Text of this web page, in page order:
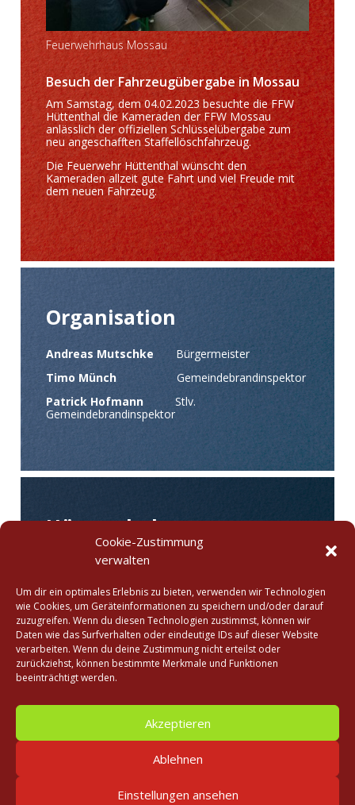
Cookie-Zustimmung
verwalten
Um dir ein optimales Erlebnis zu bieten, verwenden wir Technologien
wie Cookies, um Geräteinformationen zu speichern und/oder darauf
zuzugreifen. Wenn du diesen Technologien zustimmst, können wir
Daten wie das Surfverhalten oder eindeutige IDs auf dieser Website
verarbeiten. Wenn du deine Zustimmung nicht erteilst oder
zurückziehst, können bestimmte Merkmale und Funktionen
beeinträchtigt werden.
Akzeptieren
Ablehnen
Einstellungen ansehen
Feuerwehrhaus Mossau
Besuch der Fahrzeugübergabe in Mossau
Am Samstag, dem 04.02.2023 besuchte die FFW
Hüttenthal die Kameraden der FFW Mossau
anlässlich der offiziellen Schlüsselübergabe zum
neu angeschafften Staffellöschfahrzeug.
Die Feuerwehr Hüttenthal wünscht den
Kameraden allzeit gute Fahrt und viel Freude mit
dem neuen Fahrzeug.
Organisation
Andreas Mutschke
Bürgermeister
Timo MünchGemeindebrandinspektor
Patrick HofmannStlv.
Gemeindebrandinspektor
Hüttenthal
Wehrführer
Timo Münch Stv. Wehrführer
Timo Münch1. VorsitzenderE-
Mail senden
Stefan Michel2.Vorsitzender
Datenschutz Impressum